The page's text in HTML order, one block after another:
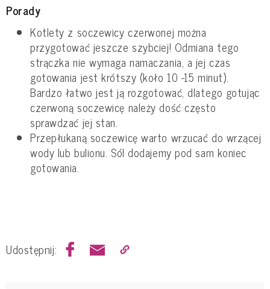
Porady
Kotlety z soczewicy czerwonej można
przygotować jeszcze szybciej! Odmiana tego
strączka nie wymaga namaczania, a jej czas
gotowania jest krótszy (koło 10 -15 minut).
Bardzo łatwo jest ją rozgotować, dlatego gotując
czerwoną soczewicę należy dość często
sprawdzać jej stan.
Przepłukaną soczewicę warto wrzucać do wrzącej
wody lub bulionu. Sól dodajemy pod sam koniec
gotowania.
Udostępnij: